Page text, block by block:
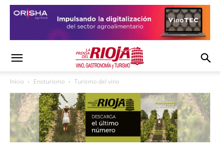
Inicio Enoturismo Turismo del vino